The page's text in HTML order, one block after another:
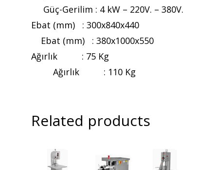
Güç-Gerilim : 4 kW – 220V. – 380V.
Ebat (mm) : 300x840x440
Ebat (mm) : 380x1000x550
Ağırlık : 75 Kg
Ağırlık : 110 Kg
Related products